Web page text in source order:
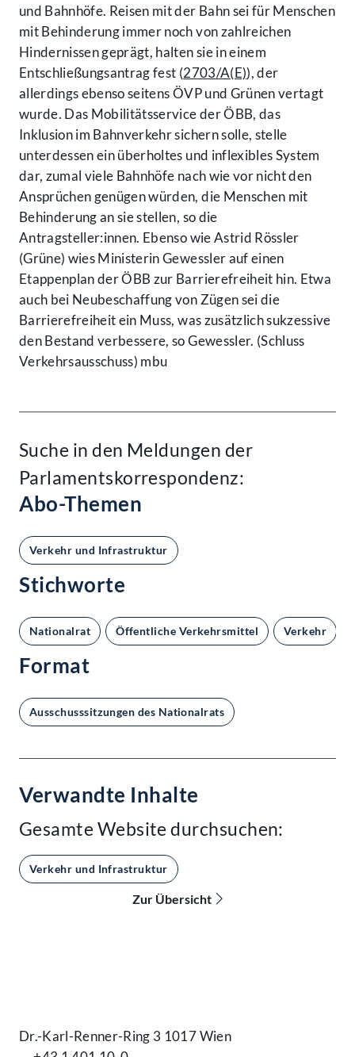
und Bahnhöfe. Reisen mit der Bahn sei für Menschen
mit Behinderung immer noch von zahlreichen
Hindernissen geprägt, halten sie in einem
Entschließungsantrag fest (2703/A(E)), der
allerdings ebenso seitens ÖVP und Grünen vertagt
wurde. Das Mobilitätsservice der ÖBB, das
Inklusion im Bahnverkehr sichern solle, stelle
unterdessen ein überholtes und inflexibles System
dar, zumal viele Bahnhöfe nach wie vor nicht den
Ansprüchen genügen würden, die Menschen mit
Behinderung an sie stellen, so die
Antragsteller:innen. Ebenso wie Astrid Rössler
(Grüne) wies Ministerin Gewessler auf einen
Etappenplan der ÖBB zur Barrierefreiheit hin. Etwa
auch bei Neubeschaffung von Zügen sei die
Barrierefreiheit ein Muss, was zusätzlich sukzessive
den Bestand verbessere, so Gewessler. (Schluss
Verkehrsausschuss) mbu
Suche in den Meldungen der
Parlamentskorrespondenz:
Abo-Themen
Verkehr und Infrastruktur
Stichworte
Nationalrat Öffentliche Verkehrsmittel Verkehr
Format
Ausschusssitzungen des Nationalrats
Verwandte Inhalte
Gesamte Website durchsuchen:
Verkehr und Infrastruktur
Zur Übersicht
Dr.-Karl-Renner-Ring 3 1017 Wien